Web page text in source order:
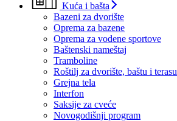
Kuća i bašta
Bazeni za dvorište
Oprema za bazene
Oprema za vodene sportove
Baštenski nameštaj
Tramboline
Roštilj za dvorište, baštu i terasu
Grejna tela
Interfon
Saksije za cveće
Novogodišnji program